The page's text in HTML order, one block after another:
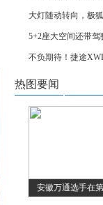
大灯随动转向，极
5+2座大空间还带
不负期待！捷途
热图要闻
安徽万通选手在